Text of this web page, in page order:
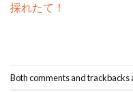
採れたて！
Both comments and trackbacks